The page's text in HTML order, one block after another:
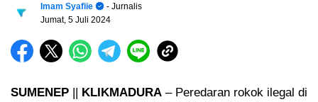
Imam Syafiie
- Jurnalis
Jumat, 5 Juli 2024
SUMENEP || KLIKMADURA – Peredaran rokok ilegal di